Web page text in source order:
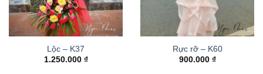
Lộc – K37
1.250.000 ₫
Rực rỡ – K60
900.000 ₫